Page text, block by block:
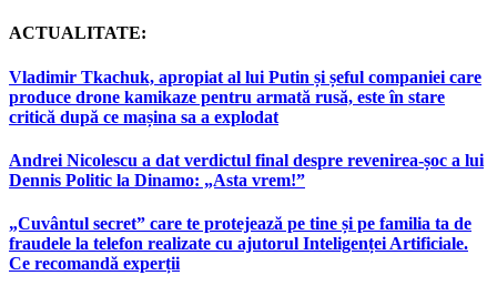
ACTUALITATE:
Vladimir Tkachuk, apropiat al lui Putin și șeful companiei care
produce drone kamikaze pentru armată rusă, este în stare
critică după ce mașina sa a explodat
Andrei Nicolescu a dat verdictul final despre revenirea-șoc a lui
Dennis Politic la Dinamo: „Asta vrem!”
„Cuvântul secret” care te protejează pe tine și pe familia ta de
fraudele la telefon realizate cu ajutorul Inteligenței Artificiale.
Ce recomandă experții